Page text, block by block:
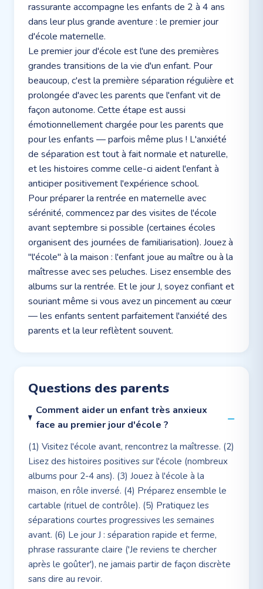
rassurante accompagne les enfants de 2 à 4 ans
dans leur plus grande aventure : le premier jour
d'école maternelle.
Le premier jour d'école est l'une des premières
grandes transitions de la vie d'un enfant. Pour
beaucoup, c'est la première séparation régulière et
prolongée d'avec les parents que l'enfant vit de
façon autonome. Cette étape est aussi
émotionnellement chargée pour les parents que
pour les enfants — parfois même plus ! L'anxiété
de séparation est tout à fait normale et naturelle,
et les histoires comme celle-ci aident l'enfant à
anticiper positivement l'expérience school.
Pour préparer la rentrée en maternelle avec
sérénité, commencez par des visites de l'école
avant septembre si possible (certaines écoles
organisent des journées de familiarisation). Jouez à
"l'école" à la maison : l'enfant joue au maître ou à la
maîtresse avec ses peluches. Lisez ensemble des
albums sur la rentrée. Et le jour J, soyez confiant et
souriant même si vous avez un pincement au cœur
— les enfants sentent parfaitement l'anxiété des
parents et la leur reflètent souvent.
Questions des parents
Comment aider un enfant très anxieux
face au premier jour d'école ?
(1) Visitez l'école avant, rencontrez la maîtresse. (2)
Lisez des histoires positives sur l'école (nombreux
albums pour 2-4 ans). (3) Jouez à l'école à la
maison, en rôle inversé. (4) Préparez ensemble le
cartable (rituel de contrôle). (5) Pratiquez les
séparations courtes progressives les semaines
avant. (6) Le jour J : séparation rapide et ferme,
phrase rassurante claire ('Je reviens te chercher
après le goûter'), ne jamais partir de façon discrète
sans dire au revoir.